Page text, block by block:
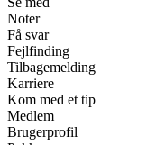
Noter
Få svar
Fejlfinding
Tilbagemelding
Karriere
Kom med et tip
Medlem
Brugerprofil